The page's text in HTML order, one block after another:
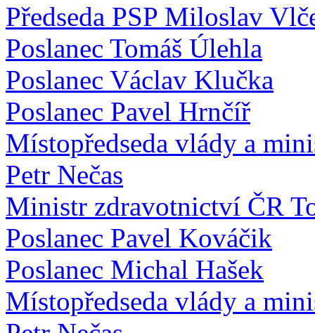
Předseda PSP Miloslav
Poslanec Tomáš Úlehla
Poslanec Václav Klučka
Poslanec Pavel Hrnčíř
Místopředseda vlády a
Petr Nečas
Ministr zdravotnictví ČR
Poslanec Pavel Kováčik
Poslanec Michal Hašek
Místopředseda vlády a